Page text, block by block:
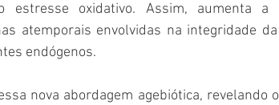
estresse oxidativo. Assim, aumenta a
atemporais envolvidas na integridade
endógenos.
nova abordagem agebiótica, revelando